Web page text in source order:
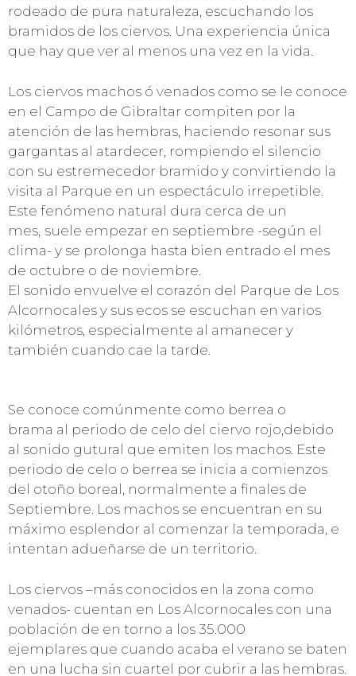
rodeado de pura naturaleza, escuchando los
bramidos de los ciervos. Una experiencia única
que hay que ver al menos una vez en la vida.
Los ciervos machos ó venados como se le conoce
en el Campo de Gibraltar compiten por la
atención de las hembras, haciendo resonar sus
gargantas al atardecer, rompiendo el silencio
con su estremecedor bramido y convirtiendo la
visita al Parque en un espectáculo irrepetible.
Este fenómeno natural dura cerca de un
mes, suele empezar en septiembre -según el
clima- y se prolonga hasta bien entrado el mes
de octubre o de noviembre.
El sonido envuelve el corazón del Parque de Los
Alcornocales y sus ecos se escuchan en varios
kilómetros, especialmente al amanecer y
también cuando cae la tarde.
Se conoce comúnmente como berrea o
brama al periodo de celo del ciervo rojo,debido
al sonido gutural que emiten los machos. Este
periodo de celo o berrea se inicia a comienzos
del otoño boreal, normalmente a finales de
Septiembre. Los machos se encuentran en su
máximo esplendor al comenzar la temporada, e
intentan adueñarse de un territorio.
Los ciervos –más conocidos en la zona como
venados- cuentan en Los Alcornocales con una
población de en torno a los 35.000
ejemplares que cuando acaba el verano se baten
en una lucha sin cuartel por cubrir a las hembras.